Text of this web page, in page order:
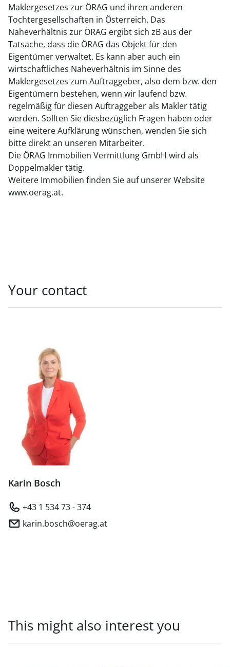
Maklergesetzes zur ÖRAG und ihren anderen
Tochtergesellschaften in Österreich. Das
Naheverhältnis zur ÖRAG ergibt sich zB aus der
Tatsache, dass die ÖRAG das Objekt für den
Eigentümer verwaltet. Es kann aber auch ein
wirtschaftliches Naheverhältnis im Sinne des
Maklergesetzes zum Auftraggeber, also dem bzw. den
Eigentümern bestehen, wenn wir laufend bzw.
regelmäßig für diesen Auftraggeber als Makler tätig
werden. Sollten Sie diesbezüglich Fragen haben oder
eine weitere Aufklärung wünschen, wenden Sie sich
bitte direkt an unseren Mitarbeiter.
Die ÖRAG Immobilien Vermittlung GmbH wird als
Doppelmakler tätig.
Weitere Immobilien finden Sie auf unserer Website
www.oerag.at.
Your contact
Karin Bosch
+43 1 534 73 - 374
karin.bosch@oerag.at
This might also interest you